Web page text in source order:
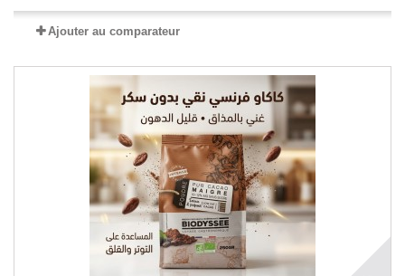
Ajouter au comparateur